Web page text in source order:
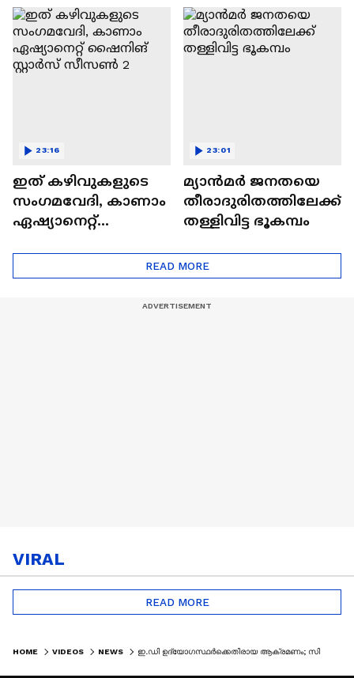
കുഞ്ഞുങ്ങൾ
സീസൺ 2
ഇത് കഴിവുകളുടെ
സംഗമവേദി, കാണാം
ഏഷ്യാനെറ്റ്
23:16
മ്യാൻമർ ജനതയെ
തീരാദുരിതത്തിലേക്ക്
തള്ളിവിട്ട ഭൂകമ്പം
23:01
READ MORE
VIRAL
READ MORE
HOME VIDEOS NEWS